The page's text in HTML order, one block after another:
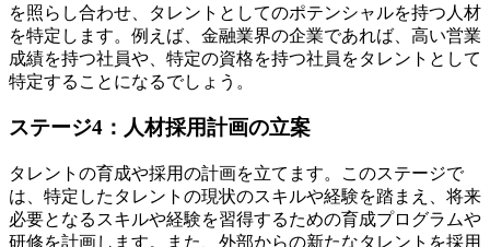
を照らし合わせ、タレントとしてのポテンシャルを持つ人材
を特定します。例えば、金融業界の企業であれば、高い営業
成績を持つ社員や、特定の資格を持つ社員をタレントとして
特定することになるでしょう。
ステージ4：人材採用計画の立案
タレントの育成や採用の計画を立てます。このステージで
は、特定したタレントの現状のスキルや経験を踏まえ、将来
必要となるスキルや経験を習得するための育成プログラムや
研修を計画します。また、外部からの新たなタレントを採用